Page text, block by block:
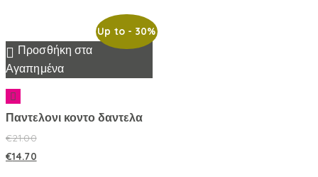
Up to- 30%
Προσθήκη στα
Αγαπημένα
Παντελονι κοντο δαντελα
€21.00
€14.70